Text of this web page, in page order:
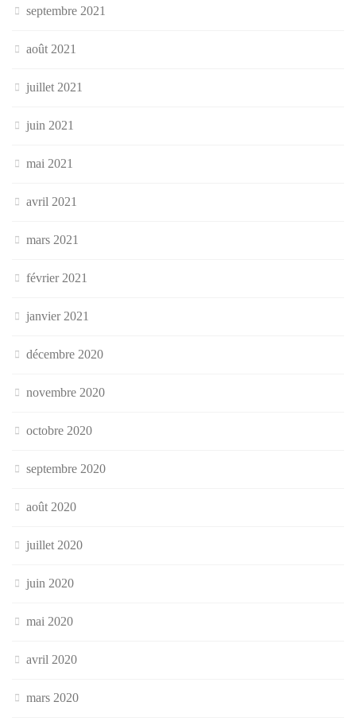
septembre 2021
août 2021
juillet 2021
juin 2021
mai 2021
avril 2021
mars 2021
février 2021
janvier 2021
décembre 2020
novembre 2020
octobre 2020
septembre 2020
août 2020
juillet 2020
juin 2020
mai 2020
avril 2020
mars 2020